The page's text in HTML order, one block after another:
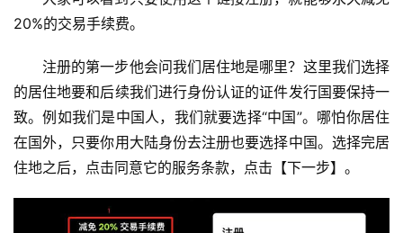
20%的交易手续费。
注册的第一步他会问我们居住地是哪里？这里我们选择
的居住地要和后续我们进行身份认证的证件发行国要保持一
致。例如我们是中国人，我们就要选择“中国”。哪怕你居住
在国外，只要你用大陆身份去注册也要选择中国。选择完居
住地之后，点击同意它的服务条款，点击【下一步】。